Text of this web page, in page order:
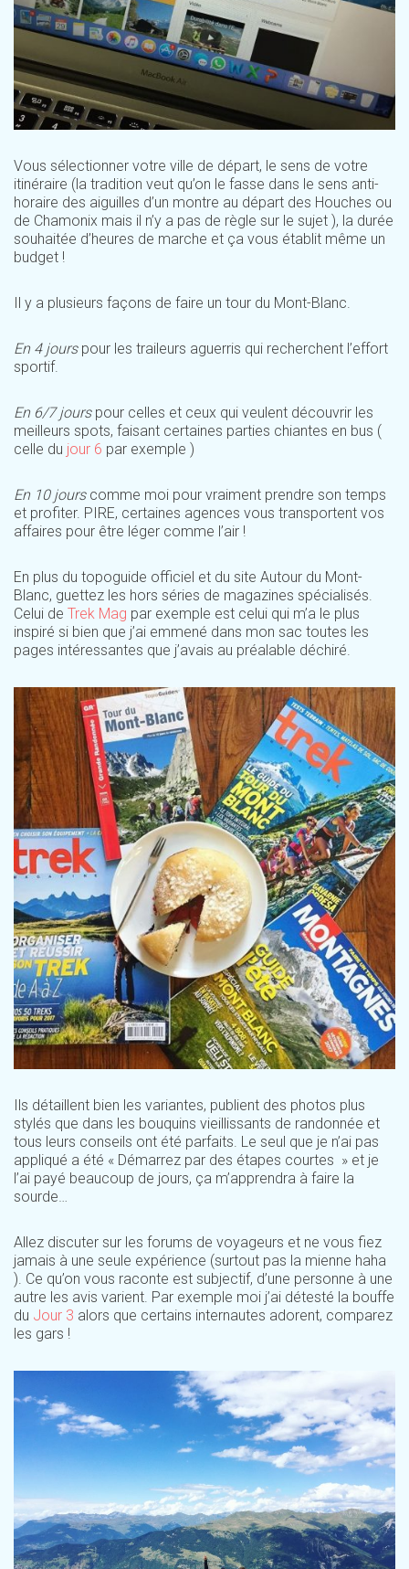
Vous sélectionner votre ville de départ, le sens de votre
itinéraire (la tradition veut qu’on le fasse dans le sens anti-
horaire des aiguilles d’un montre au départ des Houches ou
de Chamonix mais il n’y a pas de règle sur le sujet ), la durée
souhaitée d’heures de marche et ça vous établit même un
budget !
Il y a plusieurs façons de faire un tour du Mont-Blanc.
En 4 jourspour les traileurs aguerris qui recherchent l’effort
sportif.
En 6/7 jourspour celles et ceux qui veulent découvrir les
meilleurs spots, faisant certaines parties chiantes en bus (
celle du jour 6 par exemple )
En 10 jourscomme moi pour vraiment prendre son temps
et profiter. PIRE, certaines agences vous transportent vos
affaires pour être léger comme l’air !
En plus du topoguide officiel et du site Autour du Mont-
Blanc, guettez les hors séries de magazines spécialisés.
Celui de Trek Mag par exemple est celui qui m’a le plus
inspiré si bien que j’ai emmené dans mon sac toutes les
pages intéressantes que j’avais au préalable déchiré.
Ils détaillent bien les variantes, publient des photos plus
stylés que dans les bouquins vieillissants de randonnée et
tous leurs conseils ont été parfaits. Le seul que je n’ai pas
appliqué a été « Démarrez par des étapes courtes » et je
l’ai payé beaucoup de jours, ça m’apprendra à faire la
sourde…
Allez discuter sur les forums de voyageurs et ne vous fiez
jamais à une seule expérience (surtout pas la mienne haha
). Ce qu’on vous raconte est subjectif, d’une personne à une
autre les avis varient. Par exemple moi j’ai détesté la bouffe
du Jour 3 alors que certains internautes adorent, comparez
les gars !